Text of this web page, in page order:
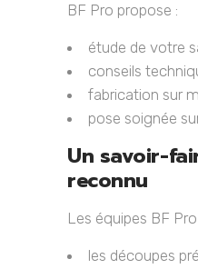
BF Pro propose :
étude de votre
conseils
fabrication sur
pose soignée
Un savoir-
reconnu
Les équipes BF
les découpes